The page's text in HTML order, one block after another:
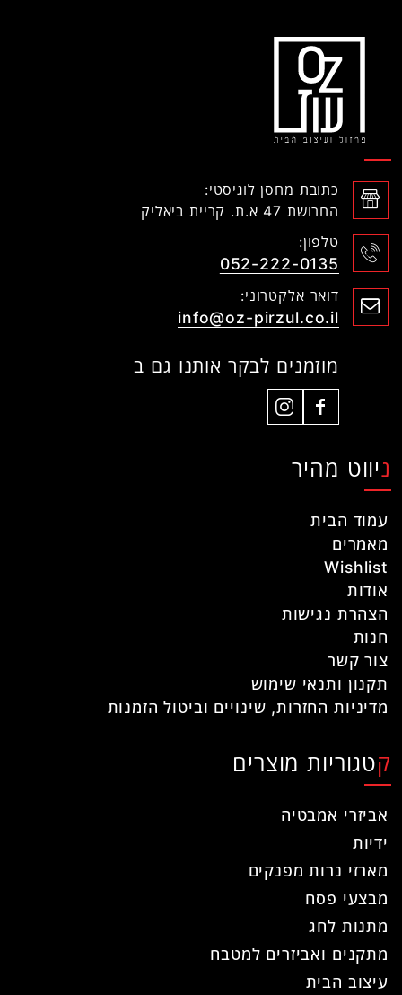
כתובת מחסן לוגיסטי:
החרושת 47 א.ת. קריית ביאליק
טלפון:
052-222-0135
דואר אלקטרוני:
info@oz-pirzul.co.il
מוזמנים לבקר אותנו גם ב
ניווט מהיר
עמוד הבית
מאמרים
Wishlist
אודות
הצהרת נגישות
חנות
צור קשר
תקנון ותנאי שימוש
מדיניות החזרות, שינויים וביטול הזמנות
קטגוריות מוצרים
אביזרי אמבטיה
ידיות
מארזי נרות מפנקים
מבצעי פסח
מתנות לחג
מתקנים ואביזרים למטבח
עיצוב הבית